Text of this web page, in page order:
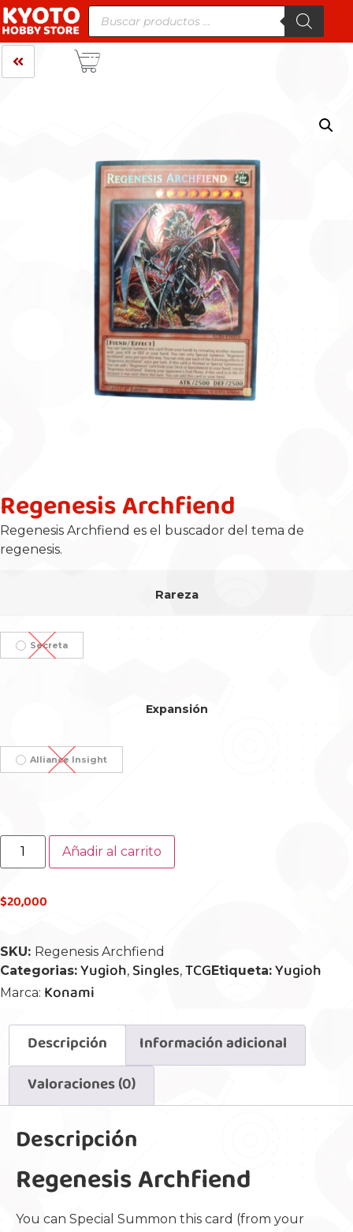
Regenesis Archfiend
Regenesis Archfiend es el buscador del tema de
regenesis.
Rareza
Secreta
Expansión
Alliance Insight
Añadir al carrito
$20,000
SKU: Regenesis Archfiend
Categorias: Yugioh, Singles, TCG Etiqueta: Yugioh
Marca: Konami
Descripción
Información adicional
Valoraciones (0)
Descripción
Regenesis Archfiend
You can Special Summon this card (from your